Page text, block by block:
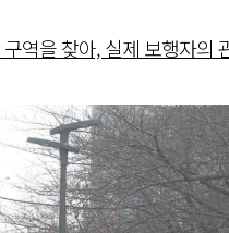
역을 찾아, 실제 보행자의